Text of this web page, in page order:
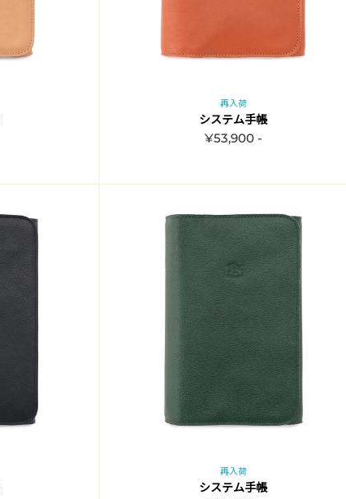
再入荷
システム手帳
¥53,900 -
再入荷
システム手帳